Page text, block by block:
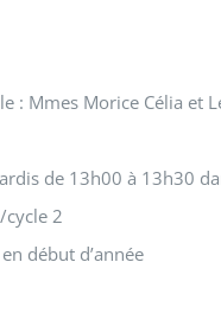
: Mmes Morice Célia et
de 13h00 à 13h30
cycle 2
début d’année